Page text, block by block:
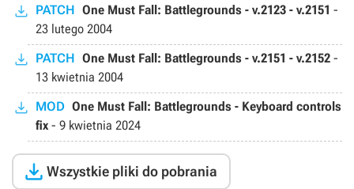
PATCH One Must Fall: Battlegrounds - v.2123 - v.2151 -
23 lutego 2004
PATCH One Must Fall: Battlegrounds - v.2151 - v.2152 -
13 kwietnia 2004
MOD One Must Fall: Battlegrounds - Keyboard controls
fix - 9 kwietnia 2024
 Wszystkie pliki do pobrania